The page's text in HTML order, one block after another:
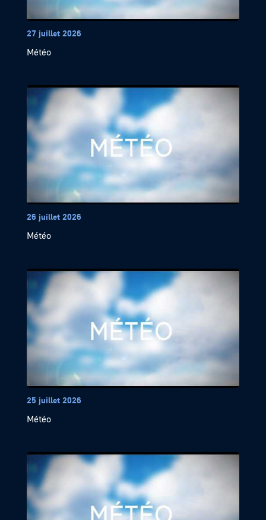
27 juillet 2026
Météo
26 juillet 2026
Météo
25 juillet 2026
Météo